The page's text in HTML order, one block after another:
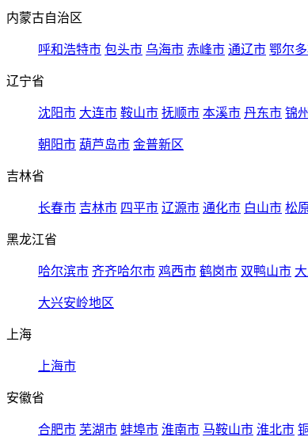
内蒙古自治区
呼和浩特市 包头市 乌海市 赤峰市 通辽市 鄂尔
辽宁省
沈阳市 大连市 鞍山市 抚顺市 本溪市 丹东市 锦
朝阳市 葫芦岛市 金普新区
吉林省
长春市 吉林市 四平市 辽源市 通化市 白山市 松
黑龙江省
哈尔滨市 齐齐哈尔市 鸡西市 鹤岗市 双鸭山市
大兴安岭地区
上海
上海市
安徽省
合肥市 芜湖市 蚌埠市 淮南市 马鞍山市 淮北市